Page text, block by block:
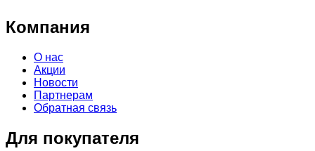
Компания
О нас
Акции
Новости
Партнерам
Обратная связь
Для покупателя